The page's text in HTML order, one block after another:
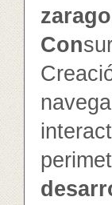
Con
de